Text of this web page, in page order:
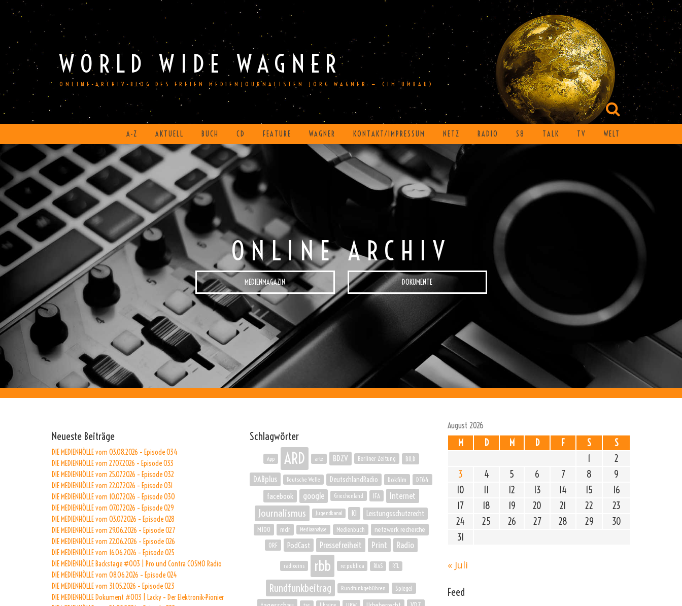
Skip
content
WORLD WIDE WAGNER
ONLINE-ARCHIV-BLOG DES FREIEN MEDIENJOURNALISTEN JÖRG WAGNER — (IM UMBAU)
A-Z AKTUELL BUCH CD FEATURE WAGNER KONTAKT/IMPRESSUM NETZ RADIO S8 TALK TV WELT
ONLINE ARCHIV
MEDIENMAGAZIN DOKUMENTE
Neueste Beiträge
DIE MEDIENHÖLLE vom 03.08.2026 – Episode 034
DIE MEDIENHÖLLE vom 27.07.2026 – Episode 033
DIE MEDIENHÖLLE vom 25.07.2026 – Episode 032
DIE MEDIENHÖLLE vom 22.07.2026 – Episode 031
DIE MEDIENHÖLLE vom 10.07.2026 – Episode 030
DIE MEDIENHÖLLE vom 07.07.2026 – Episode 029
DIE MEDIENHÖLLE vom 03.07.2026 – Episode 028
DIE MEDIENHÖLLE vom 29.06.2026 – Episode 027
DIE MEDIENHÖLLE vom 22.06.2026 – Episode 026
DIE MEDIENHÖLLE vom 16.06.2026 – Episode 025
DIE MEDIENHÖLLE Backstage #003 | Pro und Contra COSMO Radio
DIE MEDIENHÖLLE vom 08.06.2026 – Episode 024
DIE MEDIENHÖLLE vom 31.05.2026 – Episode 023
DIE MEDIENHÖLLE Dokument #003 | Lacky – Der Elektronik-Pionier
Schlagwörter
App ARD arte BDZV Berliner Zeitung BILD
DABplus Deutsche Welle DeutschlandRadio Dokfilm DT64
facebook google Griechenland IFA Internet
Journalismus Jugendkanal KI Leistungsschutzrecht
M100 mdr Mediaanalyse Medienbuch netzwerk recherche
ORF PodCast Pressefreiheit Print Radio
radioeins rbb re:publica RIAS RTL
Rundfunkbeitrag Rundfunkgebühren Spiegel
August 2026
M D M D F S
S
1
2
3
4 5 6 7 8
9
10
11 12 13 14 15
16
17
18 19 20 21 22
23
24
25 26 27 28 29
30
31
« Juli
Feed